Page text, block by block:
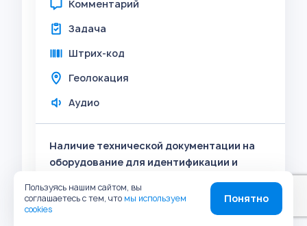
Комментарий
Задача
Штрих-код
Геолокация
Аудио
Наличие технической документации на
оборудование для идентификации и
металлов?
Подпункт "а" пункта 5 Положения, пункт 1
Пользуясь нашим сайтом, вы
соглашаетесь с тем, что мы используем
cookies
Понятно